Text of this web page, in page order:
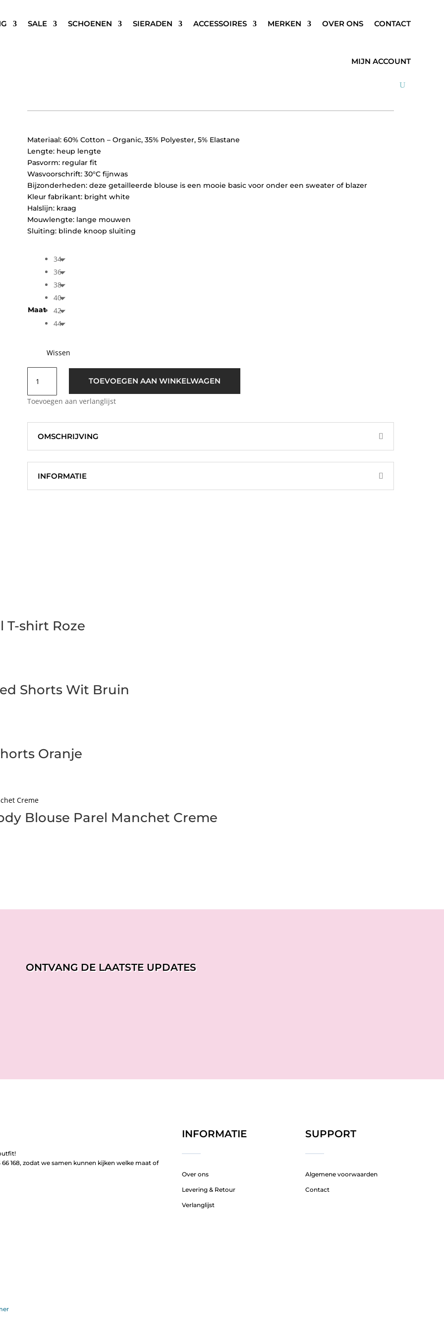
SALE SCHOENEN SIERADEN ACCESSOIRES MERKEN OVER ONS CONTACT
MIJN ACCOUNT
Materiaal: 60% Cotton – Organic, 35% Polyester, 5% Elastane
Lengte: heup lengte
Pasvorm: regular fit
Wasvoorschrift: 30°C fijnwas
Bijzonderheden: deze getailleerde blouse is een mooie basic voor onder een sweater of blazer
Kleur fabrikant: bright white
Halslijn: kraag
Mouwlengte: lange mouwen
Sluiting: blinde knoop sluiting
Maat
34
36
38
40
42
44
Wissen
Femme
SLFRomie
Blouse
TOEVOEGEN AAN WINKELWAGEN
Toevoegen aan verlanglijst
OMSCHRIJVING
INFORMATIE
T-shirt Roze
Shorts Wit Bruin
Oranje
Blouse Parel Manchet Creme
ONTVANG DE LAATSTE UPDATES
168, zodat we samen kunnen kijken welke maat of
INFORMATIE
Over ons
Levering & Retour
Verlanglijst
SUPPORT
Algemene voorwaarden
Contact